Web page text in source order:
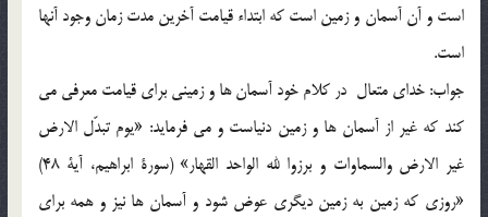
است و آن آسمان و زمين است كه ابتداء قيامت آخرين مدت زمان وجود آنها
است.
جواب: خداي متعال در كلام خود آسمان ها و زميني براي قيامت معرفي مي
كند كه غير از آسمان ها و زمين دنياست و مي فرمايد: «يوم تبدّل الارض
غير الارض والسماوات و برزوا لله الواحد القهار» (سورة ابراهيم، آية 48)
«روزي كه زمين به زمين ديگري عوض شود و آسمان ها نيز و همه براي